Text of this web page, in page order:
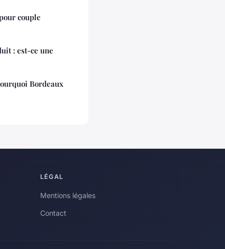
couple
: est-ce une
Bordeaux
LÉGAL
Mentions légales
Contact